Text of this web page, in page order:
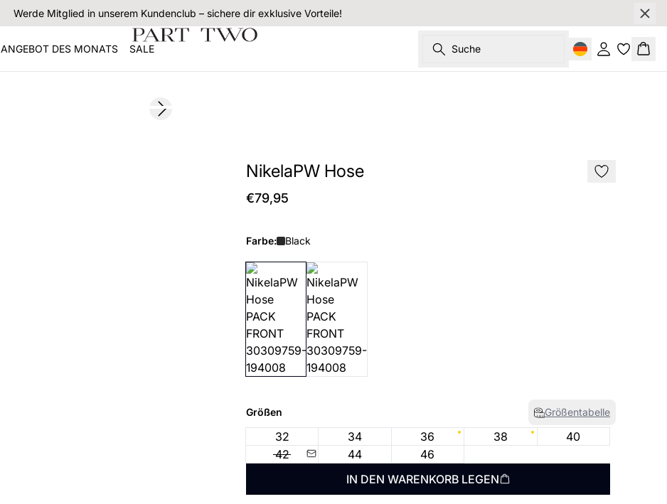
Werde Mitglied in unserem Kundenclub – sichere dir exklusive Vorteile!
ANGEBOT DES MONATS SALE Suche Einloggen
Next slide
NikelaPW Hose
€79,95
Farbe: Black
Größen Größentabelle
32 34 36 38
40
42
44
46
IN DEN WARENKORB LEGEN